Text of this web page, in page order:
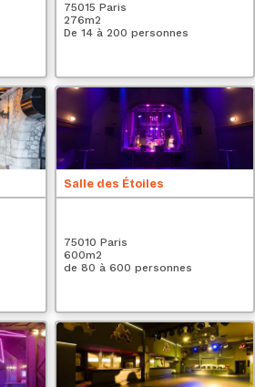
75015 Paris
276m2
De 14 à 200 personnes
Salle des Étoiles
75010 Paris
600m2
de 80 à 600 personnes